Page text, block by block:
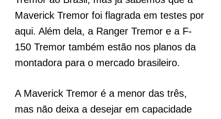
Maverick Tremor foi flagrada em testes por
aqui. Além dela, a Ranger Tremor e a F-
150 Tremor também estão nos planos da
montadora para o mercado brasileiro.
A Maverick Tremor é a menor das três,
mas não deixa a desejar em capacidade